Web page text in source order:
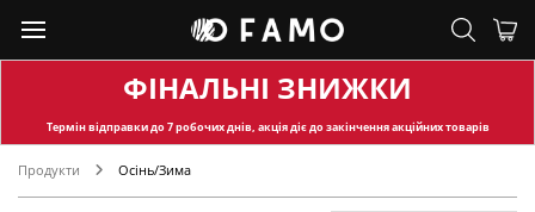
ФІНАЛЬНІ ЗНИЖКИ
Термін відправкидо 7 робочих днів, акція діє до закінчення акційних товарів
Продукти Осінь/Зима